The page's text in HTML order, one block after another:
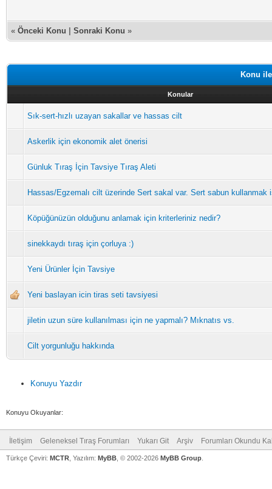
« Önceki Konu Sonraki Konu »
Konu
Konular
Sık-sert-hızlı uzayan sakallar ve hassas cilt
Askerlik için ekonomik alet önerisi
Günluk Tıraş İçin Tavsiye Tıraş Aleti
Hassas/Egzemalı cilt üzerinde Sert sakal var. Sert sabun kullanmak
Köpüğünüzün olduğunu anlamak için kriterleriniz nedir?
sinekkaydı tıraş için çorluya :)
Yeni Ürünler İçin Tavsiye
Yeni baslayan icin tiras seti tavsiyesi
jiletin uzun süre kullanılması için ne yapmalı? Mıknatıs vs.
Cilt yorgunluğu hakkında
Konuyu Yazdır
Konuyu Okuyanlar:
İletişim Geleneksel Tıraş Forumları Yukarı Git Arşiv Forumları Okundu
Türkçe Çeviri: MCTR , Yazılım: MyBB , © 2002-2026 MyBB Group